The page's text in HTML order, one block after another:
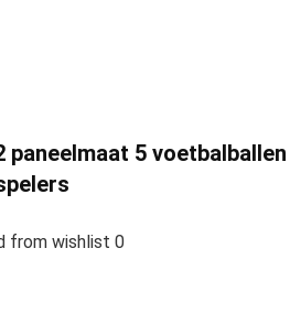
5 voetbalballen
from wishlist 0